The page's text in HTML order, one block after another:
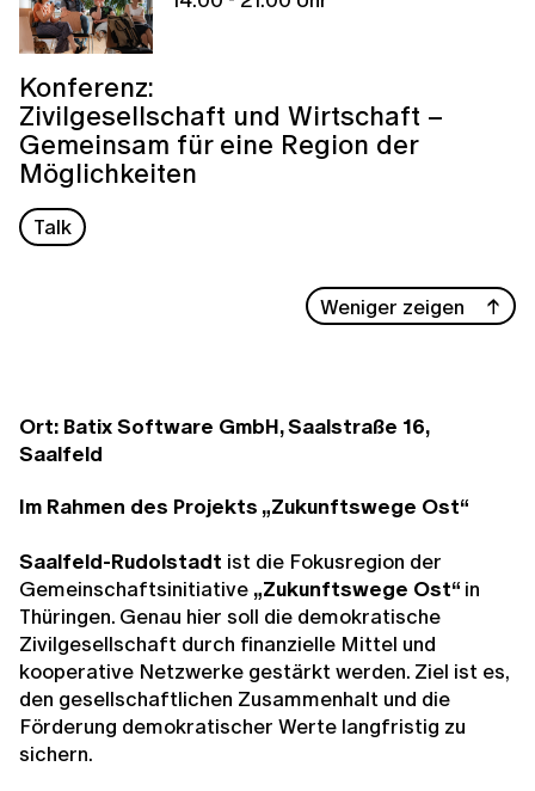
Konferenz:
Zivilgesellschaft und Wirtschaft –
Gemeinsam für eine Region der
Möglichkeiten
Talk
Weniger zeigen
Ort: Batix Software GmbH, Saalstraße 16,
Saalfeld
Im Rahmen des Projekts „Zukunftswege Ost“
Saalfeld-Rudolstadt ist die Fokusregion der
Gemeinschaftsinitiative „Zukunftswege Ost“ in
Thüringen. Genau hier soll die demokratische
Zivilgesellschaft durch finanzielle Mittel und
kooperative Netzwerke gestärkt werden. Ziel ist es,
den gesellschaftlichen Zusammenhalt und die
Förderung demokratischer Werte langfristig zu
sichern.